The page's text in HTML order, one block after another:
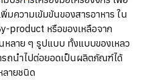
มความเข้มข้นของสารอาหาร ใน
product หรือของเหลือจาก
หลาย ๆ รูปแบบ ทั้งแบบของเหลว
รถนำไปต่อยอดเป็นผลิตภัณฑ์ได้
ลายชนิด